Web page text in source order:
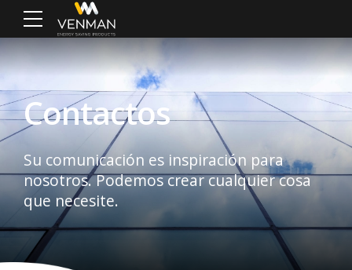
Contactos
Su comunicación es inspiración para
nosotros. Podemos crear cualquier cosa
que necesite.